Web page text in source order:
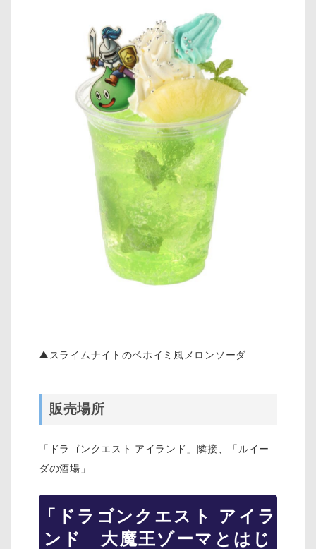
▲スライムナイトのベホイミ風メロンソーダ
販売場所
「ドラゴンクエスト アイランド」隣接、「ルイー
ダの酒場」
「ドラゴンクエスト アイラ
ンド 大魔王ゾーマとはじ